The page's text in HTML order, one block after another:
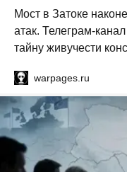
Мост в Затоке
атак. Телеграм-
тайну живучести
warpages.ru